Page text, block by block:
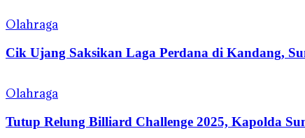
Olahraga
Cik Ujang Saksikan Laga Perdana di Kandang,
Olahraga
Tutup Relung Billiard Challenge 2025, Kapolda